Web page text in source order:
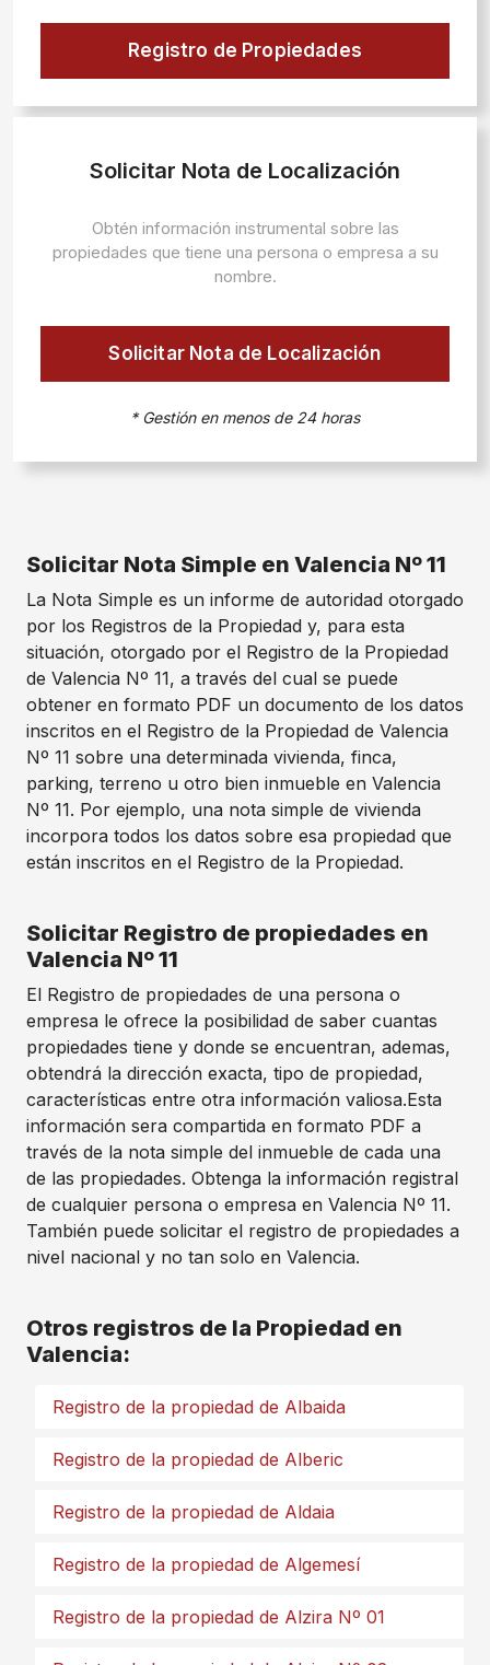
Registro de Propiedades
Solicitar Nota de Localización
Obtén información instrumental sobre las
propiedades que tiene una persona o empresa a su
nombre.
Solicitar Nota de Localización
* Gestión en menos de 24 horas
Solicitar Nota Simple en Valencia Nº 11
La Nota Simple es un informe de autoridad otorgado
por los Registros de la Propiedad y, para esta
situación, otorgado por el Registro de la Propiedad
de Valencia Nº 11, a través del cual se puede
obtener en formato PDF un documento de los datos
inscritos en el Registro de la Propiedad de Valencia
Nº 11 sobre una determinada vivienda, finca,
parking, terreno u otro bien inmueble en Valencia
Nº 11. Por ejemplo, una nota simple de vivienda
incorpora todos los datos sobre esa propiedad que
están inscritos en el Registro de la Propiedad.
Solicitar Registro de propiedades en
Valencia Nº 11
El Registro de propiedades de una persona o
empresa le ofrece la posibilidad de saber cuantas
propiedades tiene y donde se encuentran, ademas,
obtendrá la dirección exacta, tipo de propiedad,
características entre otra información valiosa.Esta
información sera compartida en formato PDF a
través de la nota simple del inmueble de cada una
de las propiedades. Obtenga la información registral
de cualquier persona o empresa en Valencia Nº 11.
También puede solicitar el registro de propiedades a
nivel nacional y no tan solo en Valencia.
Otros registros de la Propiedad en
Valencia:
Registro de la propiedad de Albaida
Registro de la propiedad de Alberic
Registro de la propiedad de Aldaia
Registro de la propiedad de Algemesí
Registro de la propiedad de Alzira Nº 01